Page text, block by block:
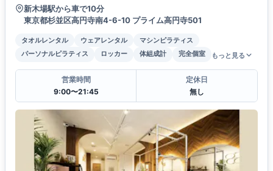
新木場駅から車で10分
東京都杉並区高円寺南4-6-10 プライム高円寺501
タオルレンタル ウェアレンタル
マシンピラティス
パーソナルピラティス
ロッカー 体組成計 完全個室 もっと見る
営業時間
9:00〜21:45
定休日
無し